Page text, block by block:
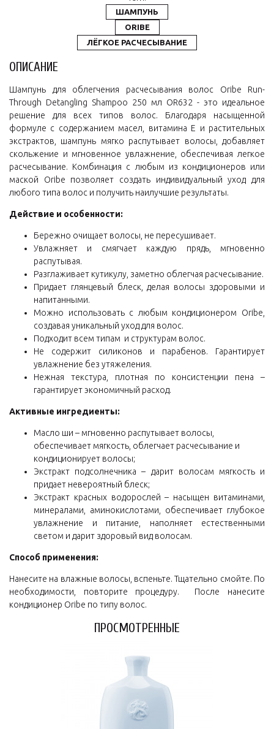
ШАМПУНЬ
ORIBE
ЛЁГКОЕ РАСЧЕСЫВАНИЕ
ОПИСАНИЕ
Шампунь для облегчения расчесывания волос Oribe Run-
Through Detangling Shampoo 250 мл OR632 - это идеальное
решение для всех типов волос. Благодаря насыщенной
формуле с содержанием масел, витамина Е и растительных
экстрактов, шампунь мягко распутывает волосы, добавляет
скольжение и мгновенное увлажнение, обеспечивая легкое
расчесывание. Комбинация с любым из кондиционеров или
маской Oribe позволяет создать индивидуальный уход для
любого типа волос и получить наилучшие результаты.
Действие и особенности:
Бережно очищает волосы, не пересушивает.
Увлажняет и смягчает каждую прядь, мгновенно
распутывая.
Разглаживает кутикулу, заметно облегчая расчесывание.
Придает глянцевый блеск, делая волосы здоровыми и
напитанными.
Можно использовать с любым кондиционером Oribe,
создавая уникальный уход для волос.
Подходит всем типам и структурам волос.
Не содержит силиконов и парабенов. Гарантирует
увлажнение без утяжеления.
Нежная текстура, плотная по консистенции пена –
гарантирует экономичный расход.
Активные ингредиенты:
Масло ши – мгновенно распутывает волосы,
обеспечивает мягкость, облегчает расчесывание и
кондиционирует волосы;
Экстракт подсолнечника – дарит волосам мягкость и
придает невероятный блеск;
Экстракт красных водорослей – насыщен витаминами,
минералами, аминокислотами, обеспечивает глубокое
увлажнение и питание, наполняет естественными
светом и дарит здоровый вид волосам.
Способ применения:
Нанесите на влажные волосы, вспеньте. Тщательно смойте. По
необходимости, повторите процедуру. После нанесите
кондиционер Oribe по типу волос.
ПРОСМОТРЕННЫЕ